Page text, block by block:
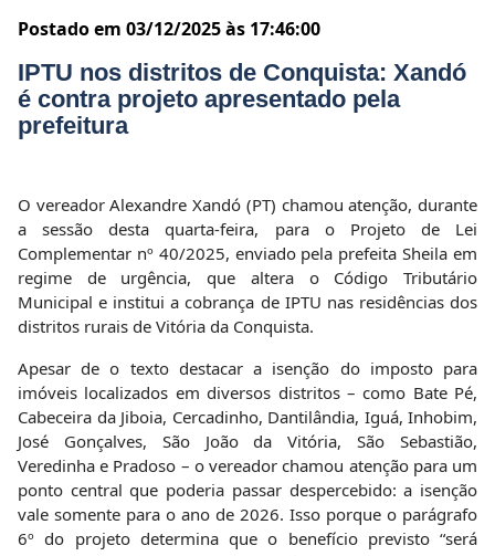
Postado em 03/12/2025 às 17:46:00
IPTU nos distritos de Conquista: Xandó
é contra projeto apresentado pela
prefeitura
O vereador Alexandre Xandó (PT) chamou atenção, durante
a sessão desta quarta-feira, para o Projeto de Lei
Complementar nº 40/2025, enviado pela prefeita Sheila em
regime de urgência, que altera o Código Tributário
Municipal e institui a cobrança de IPTU nas residências dos
distritos rurais de Vitória da Conquista.
Apesar de o texto destacar a isenção do imposto para
imóveis localizados em diversos distritos – como Bate Pé,
Cabeceira da Jiboia, Cercadinho, Dantilândia, Iguá, Inhobim,
José Gonçalves, São João da Vitória, São Sebastião,
Veredinha e Pradoso – o vereador chamou atenção para um
ponto central que poderia passar despercebido: a isenção
vale somente para o ano de 2026. Isso porque o parágrafo
6º do projeto determina que o benefício previsto “será